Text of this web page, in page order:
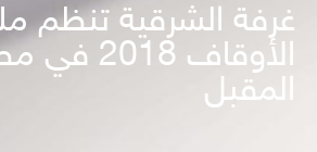
غرفة الشرقية تنظم
الأوقاف
المقبل